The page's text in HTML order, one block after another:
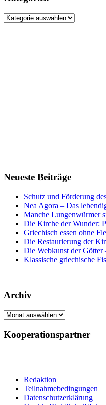
Kategorien
Neueste Beiträge
Schutz und Förderung
Nea Agora – Das
Manche Lungenwürmer
Die Kirche der Wunder:
Griechisch essen ohne
Die Restaurierung der
Die Webkunst der Götter
Klassische griechische
Archiv
Archiv
Kooperationspartner
Redaktion
Teilnahmebedingungen
Datenschutzerklärung